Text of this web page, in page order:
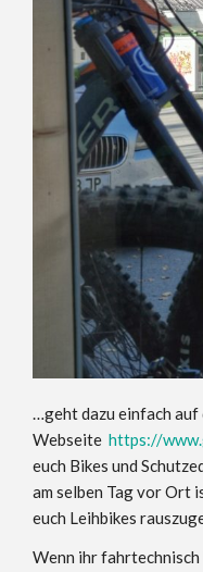
…geht dazu einfach auf
Webseite https://
euch Bikes und
am selben Tag vor Ort
euch Leihbikes
Wenn ihr